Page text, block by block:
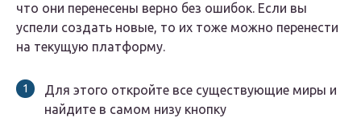
что они перенесены верно без ошибок. Если вы
успели создать новые, то их тоже можно перенести
на текущую платформу.
Для этого откройте все существующие миры и
найдите в самом низу кнопку